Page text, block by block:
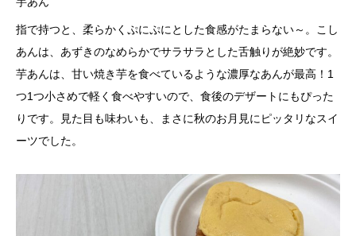
指で持つと、柔らかくぷにぷにとした食感がたまらない～。こし
あんは、あずきのなめらかでサラサラとした舌触りが絶妙です。
芋あんは、甘い焼き芋を食べているような濃厚なあんが最高！1
つ1つ小さめで軽く食べやすいので、食後のデザートにもぴった
りです。見た目も味わいも、まさに秋のお月見にピッタリなスイ
ーツでした。